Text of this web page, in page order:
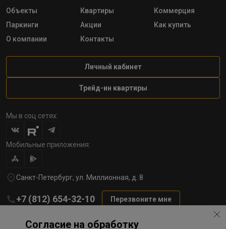
Объекты Квартиры
Коммерция
Паркинги
Акции
Как купить
О компании
Контакты
Личный кабинет
Трейд-ин квартиры
Мы в соц сетях:
Мобильные приложения:
Санкт-Петербург, ул. Миллионная, д. 8
+7 (812) 654-32-10 Перезвоните мне
Согласие на обработку